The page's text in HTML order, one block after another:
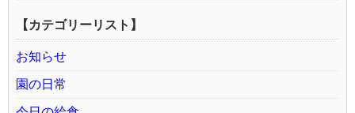
【カテゴリーリスト】
お知らせ
園の日常